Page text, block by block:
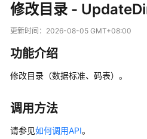
新
动
务
告
产
修改目录 -
更新时间： 2026-08-05 GMT+08:00
功能介绍
修改目录（数据标准、码表）。
调用方法
请参见如何调用API。